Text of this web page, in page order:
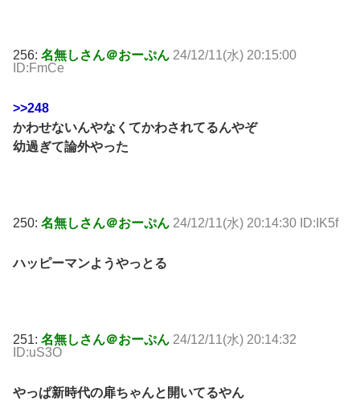
256: 名無しさん＠おーぷん 24/12/11(水) 20:15:00
ID:FmCe
>>248
かわせないんやなくてかわされてるんやぞ
幼過ぎて論外やった
250: 名無しさん＠おーぷん 24/12/11(水) 20:14:30 ID:IK5f
ハッピーマンようやっとる
251: 名無しさん＠おーぷん 24/12/11(水) 20:14:32
ID:uS3O
やっぱ新時代の扉ちゃんと開いてるやん